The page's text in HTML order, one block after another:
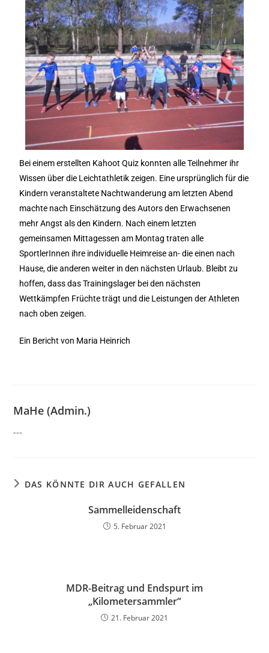
Bei einem erstellten Kahoot Quiz konnten alle Teilnehmer ihr
Wissen über die Leichtathletik zeigen. Eine ursprünglich für die
Kindern veranstaltete Nachtwanderung am letzten Abend
machte nach Einschätzung des Autors den Erwachsenen
mehr Angst als den Kindern. Nach einem letzten
gemeinsamen Mittagessen am Montag traten alle
SportlerInnen ihre individuelle Heimreise an- die einen nach
Hause, die anderen weiter in den nächsten Urlaub. Bleibt zu
hoffen, dass das Trainingslager bei den nächsten
Wettkämpfen Früchte trägt und die Leistungen der Athleten
nach oben zeigen.
Ein Bericht von Maria Heinrich
MaHe (Admin.)
---
DAS KÖNNTE DIR AUCH GEFALLEN
Sammelleidenschaft
5. Februar 2021
MDR-Beitrag und Endspurt im
„Kilometersammler“
21. Februar 2021